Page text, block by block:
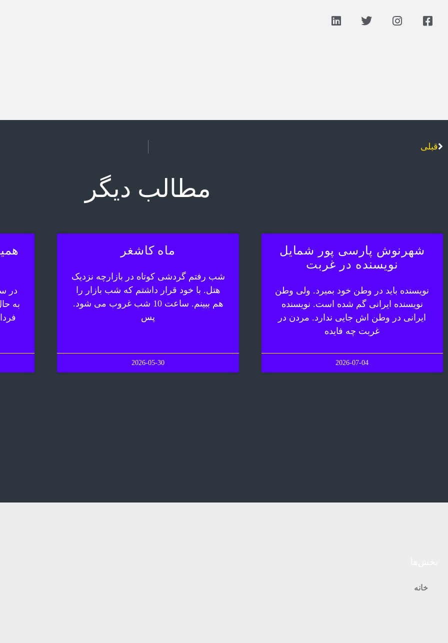
قبلی
مطالب دیگر
شهرنوش پارسی پور شمایل
نویسنده در غربت
نویسنده باید در وطن خود بمیرد. ولی وطن
نویسنده ایرانی گم شده است. نویسنده
ایرانی در وطن اش جایی ندارد. مردن در
غربت چه فایده
2026-07-04
ماه کاشغر
شب رفتم گردشی کوتاه در بازارچه نزدیک
هتل. با خود قرار داشتم که شب بازار را
هم ببینم. ساعت 10 شب غروب می شود.
پس
2026-05-30
در
به
خانه